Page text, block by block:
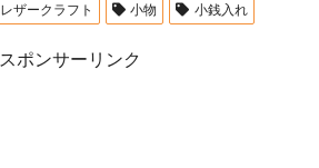
レザークラフト 小物 小銭入れ
スポンサーリンク